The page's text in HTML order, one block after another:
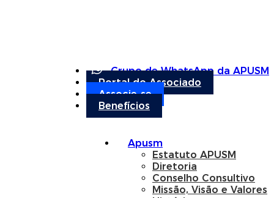
Grupo de WhatsApp da APUSM
Portal do Associado
Associe-se
Benefícios
Apusm
Estatuto APUSM
Diretoria
Conselho Consultivo
Missão, Visão e Valores